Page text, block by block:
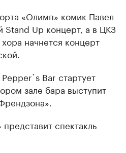
«Олимп» комик Павел
Stand Up концерт, а в ЦКЗ
начнется концерт
Bar стартует
зале бара выступит
спектакль